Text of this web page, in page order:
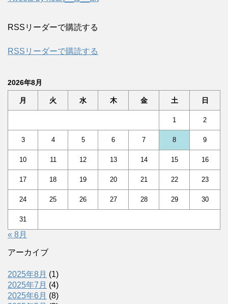
RSSリーダーで購読する
RSSリーダーで購読する
2026年8月
月 火 水 木 金 土 日
1 2
3 4 5 6 7 8 9
10 11 12 13 14 15 16
17 18 19 20 21 22 23
24 25 26 27 28 29 30
31
« 8月
アーカイブ
2025年8月 (1)
2025年7月 (4)
2025年6月 (8)